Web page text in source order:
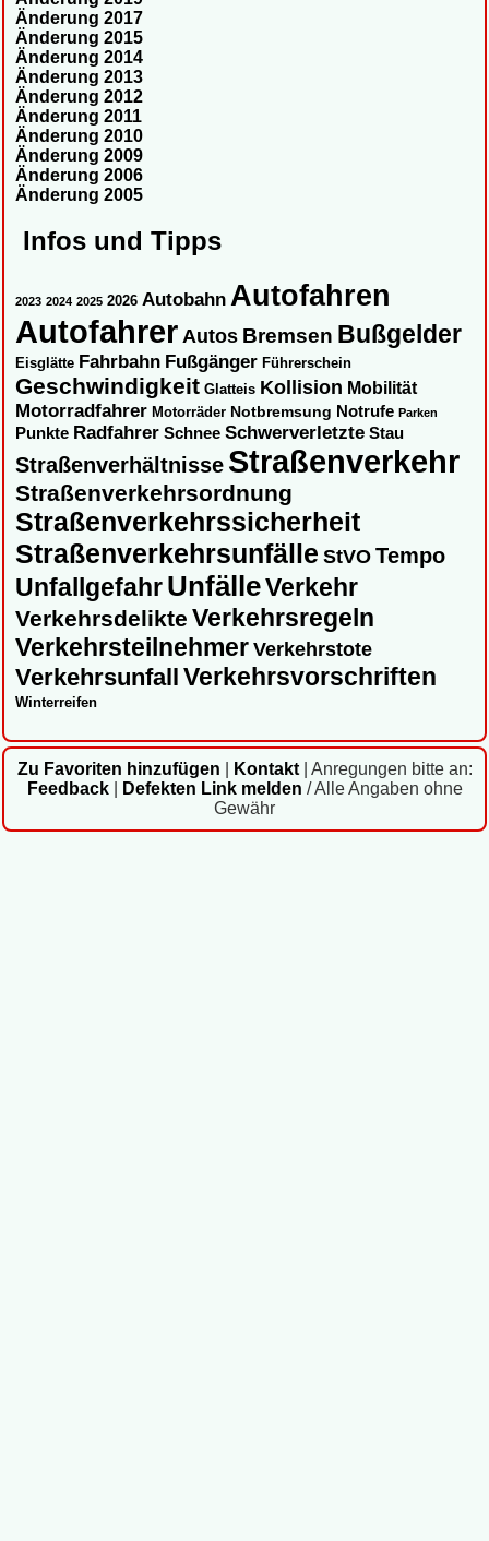
Änderung 2017
Änderung 2015
Änderung 2014
Änderung 2013
Änderung 2012
Änderung 2011
Änderung 2010
Änderung 2009
Änderung 2006
Änderung 2005
Infos und Tipps
2023 2024 2025 2026 Autobahn Autofahren
AutofahrerAutos Bremsen Bußgelder
Eisglätte Fahrbahn Fußgänger Führerschein
Geschwindigkeit Glatteis Kollision Mobilität
Motorradfahrer Motorräder Notbremsung Notrufe Parken
Punkte Radfahrer Schnee Schwerverletzte Stau
Straßenverhältnisse Straßenverkehr
Straßenverkehrsordnung
Straßenverkehrssicherheit
Straßenverkehrsunfälle StVOTempo
UnfallgefahrUnfälleVerkehr
Verkehrsdelikte Verkehrsregeln
Verkehrsteilnehmer Verkehrstote
Verkehrsunfall Verkehrsvorschriften
Winterreifen
Zu Favoriten hinzufügen Kontakt| Anregungen bitte an:
Feedback| Defekten Link melden / Alle Angaben ohne
Gewähr